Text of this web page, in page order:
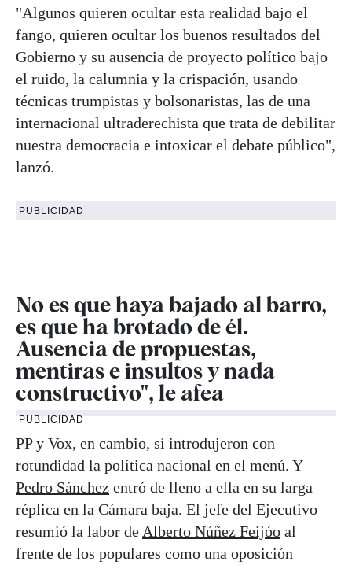
"Algunos quieren ocultar esta realidad bajo el
fango, quieren ocultar los buenos resultados del
Gobierno y su ausencia de proyecto político bajo
el ruido, la calumnia y la crispación, usando
técnicas trumpistas y bolsonaristas, las de una
internacional ultraderechista que trata de debilitar
nuestra democracia e intoxicar el debate público",
lanzó.
PUBLICIDAD
No es que haya bajado al barro,
es que ha brotado de él.
Ausencia de propuestas,
mentiras e insultos y nada
constructivo", le afea
PUBLICIDAD
PP y Vox, en cambio, sí introdujeron con
rotundidad la política nacional en el menú. Y
Pedro Sánchez entró de lleno a ella en su larga
réplica en la Cámara baja. El jefe del Ejecutivo
resumió la labor de Alberto Núñez Feijóo al
frente de los populares como una oposición